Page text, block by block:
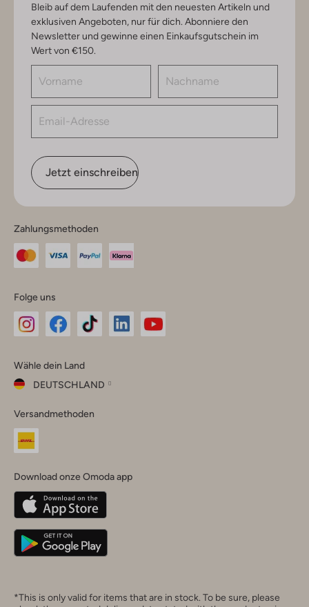
Bleib auf dem Laufenden mit den neuesten Artikeln und
exklusiven Angeboten, nur für dich. Abonniere den
Newsletter und gewinne einen Einkaufsgutschein im
Wert von €150.
Jetzt einschreiben
Zahlungsmethoden
Folge uns
Instagram
Facebook
TikTok
Wähle dein Land
DEUTSCHLAND
dein
Land
Belgique(Français)
Deutschland
Versandmethoden
Download onze Omoda app
*This is only valid for items that are in stock. To be sure, please